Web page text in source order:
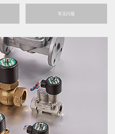
常见问题